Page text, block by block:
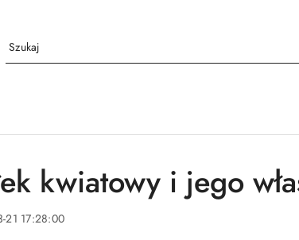
kwiatowy i jego
21 17:28:00